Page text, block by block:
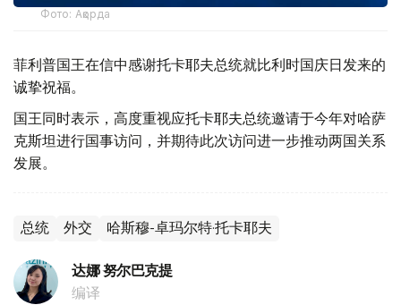
Фото: Ақорда
菲利普国王在信中感谢托卡耶夫总统就比利时国庆日发来的
诚挚祝福。
国王同时表示，高度重视应托卡耶夫总统邀请于今年对哈萨
克斯坦进行国事访问，并期待此次访问进一步推动两国关系
发展。
总统 外交 哈斯穆-卓玛尔特·托卡耶夫
达娜 努尔巴克提
编译